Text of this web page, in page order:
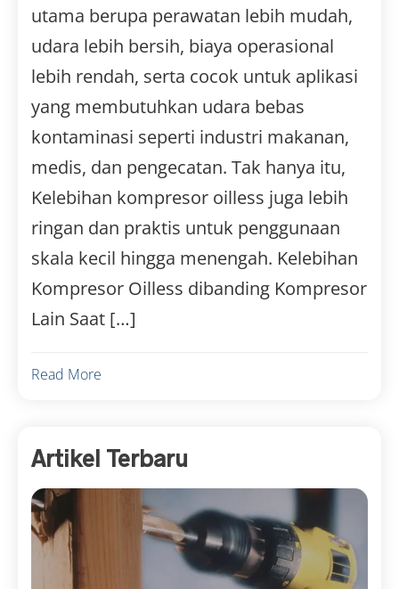
utama berupa perawatan lebih mudah,
udara lebih bersih, biaya operasional
lebih rendah, serta cocok untuk aplikasi
yang membutuhkan udara bebas
kontaminasi seperti industri makanan,
medis, dan pengecatan. Tak hanya itu,
Kelebihan kompresor oilless juga lebih
ringan dan praktis untuk penggunaan
skala kecil hingga menengah. Kelebihan
Kompresor Oilless dibanding Kompresor
Lain Saat […]
Read More
Artikel Terbaru